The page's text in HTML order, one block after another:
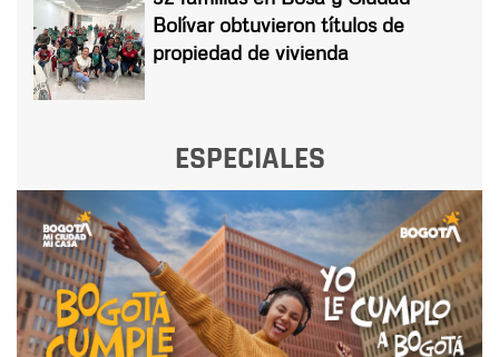
Bolívar obtuvieron títulos de
propiedad de vivienda
ESPECIALES